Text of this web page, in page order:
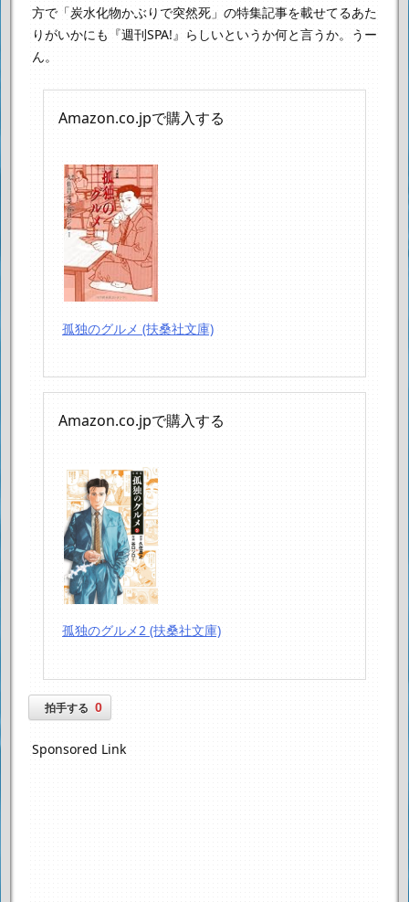
方で 「炭水化物かぶりで突然死」の特集記事を載せてるあた
りがいかにも『週刊SPA!』らしいというか何と言うか。うー
ん。
Amazon.co.jpで購入する
孤独のグルメ (扶桑社文庫)
Amazon.co.jpで購入する
孤独のグルメ2 (扶桑社文庫)
拍手する 0
Sponsored Link